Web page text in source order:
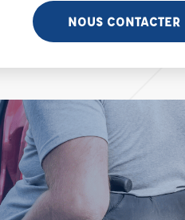
NOUS CONTACTER